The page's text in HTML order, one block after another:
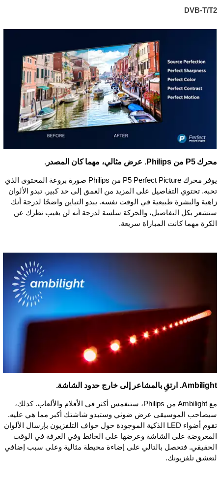
DVB-T/T2
محرك P5 من Philips. عرض مثالي، مهما كان المصدر.
يوفر محرك P5 Perfect Picture من Philips صورة بروعة المحتوى الذي
تحبه. تحتوي التفاصيل على المزيد من العمق إلى حد كبير. تبدو الألوان
زاهية والبشرة طبيعية في الوقت نفسه. يبدو التباين واضحًا لدرجة أنك
ستشعر بكل التفاصيل، والحركة سلسة لدرجة أنه لن يغيب نظرك عن
الكرة مهما كانت المباراة سريعة.
Ambilight. ارتقِ بالمشاعر إلى خارج حدود الشاشة.
مع Ambilight من Philips، ستنغمس أكثر في الأفلام والألعاب. كذلك،
سيصاحب الموسيقى عرض ضوئي وستبدو شاشتك أكبر مما هي عليه.
تقوم أضواء LED الذكية الموجودة حول حواف التلفزيون بإرسال الألوان
المعروضة على الشاشة وعرضها على الحائط وفي الغرفة في الوقت
الحقيقي. فتحصل بالتالي على إضاءة محيطة مثالية وعلى سبب إضافي
لتعشق تلفزيونك.